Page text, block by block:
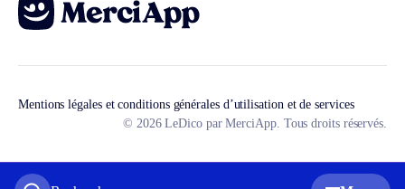
Mentions légales et conditions générales d’utilisation et de services
© 2026 LeDico par MerciApp. Tous droits réservés.